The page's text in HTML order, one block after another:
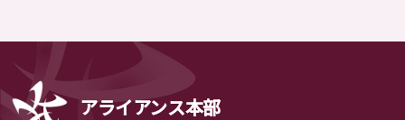
アライアンス本部